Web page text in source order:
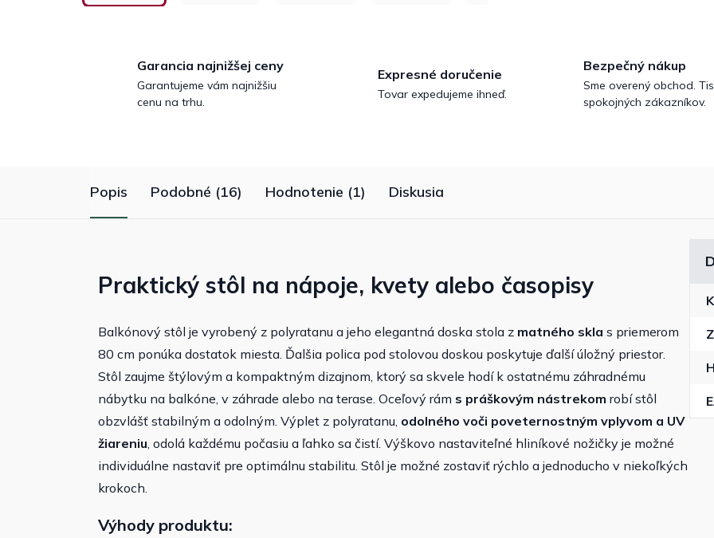
Garancia najnižšej ceny
Garantujeme vám najnižšiu
cenu na trhu.
Expresné doručenie
Tovar expedujeme ihneď.
Bezpečný nákup
Sme overený obchod.
spokojných zákazníkov.
Popis Podobné (16) Hodnotenie (1) Diskusia
Praktický stôl na nápoje, kvety alebo časopisy
Balkónový stôl je vyrobený z polyratanu a jeho elegantná doska stola z matného skla s priemerom
80 cm ponúka dostatok miesta. Ďalšia polica pod stolovou doskou poskytuje ďalší úložný priestor.
Stôl zaujme štýlovým a kompaktným dizajnom, ktorý sa skvele hodí k ostatnému záhradnému
nábytku na balkóne, v záhrade alebo na terase. Oceľový rám s práškovým nástrekom robí stôl
obzvlášť stabilným a odolným. Výplet z polyratanu, odolného voči poveternostným vplyvom a UV
žiareniu, odolá každému počasiu a ľahko sa čistí. Výškovo nastaviteľné hliníkové nožičky je možné
individuálne nastaviť pre optimálnu stabilitu. Stôl je možné zostaviť rýchlo a jednoducho v niekoľkých
krokoch.
Výhody produktu: